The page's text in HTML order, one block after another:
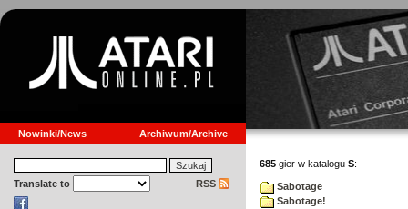
Nowinki/News Archiwum/Archive
Translate to RSS
685 gier w katalogu S:
Sabotage
Sabotage!